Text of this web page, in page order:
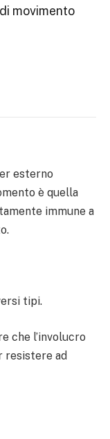
movimento
esterno
è quella
immune a
tipi.
che l’involucro
resistere ad